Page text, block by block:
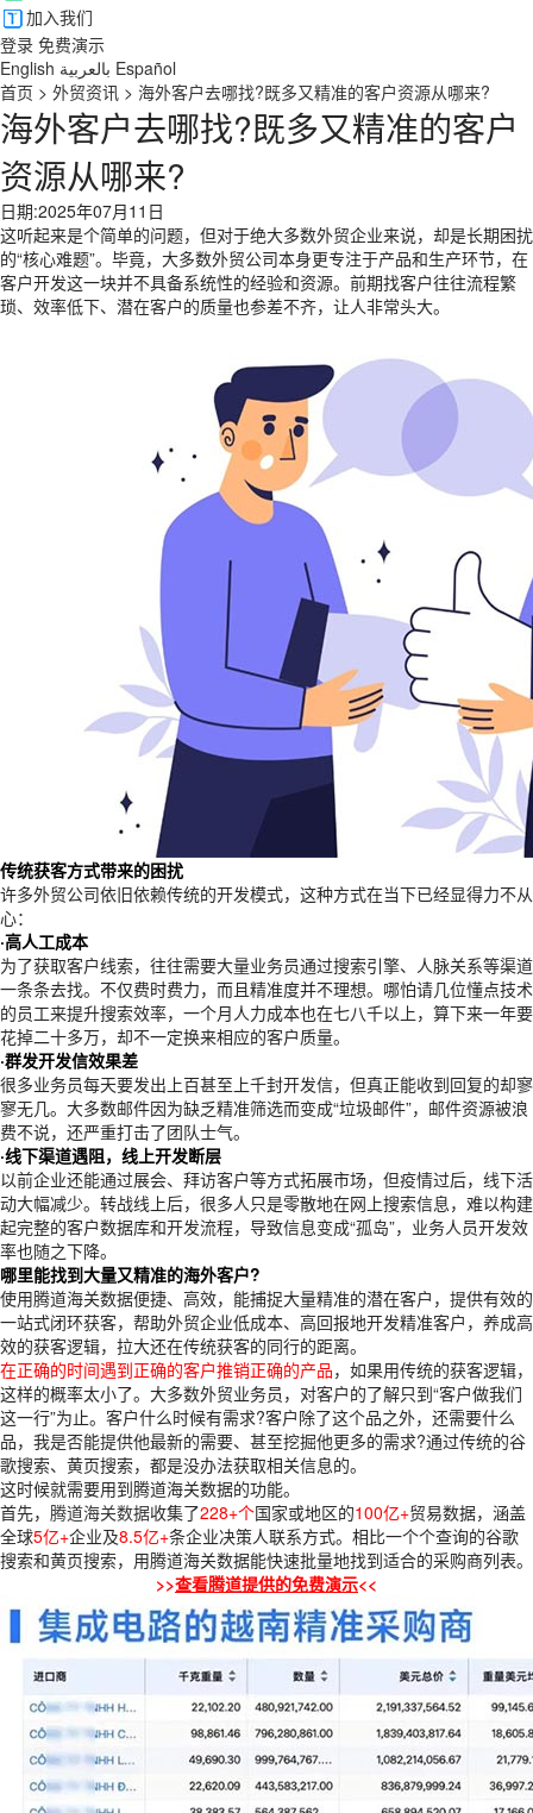
加入我们
登录 免费演示
English بالعربية Español
首页 > 外贸资讯 > 海外客户去哪找?既多又精准的客户资源从哪来?
海外客户去哪找?既多又精准的客户
资源从哪来?
日期:2025年07月11日
这听起来是个简单的问题，但对于绝大多数外贸企业来说，却是长期困扰
的“核心难题”。毕竟，大多数外贸公司本身更专注于产品和生产环节，在
客户开发这一块并不具备系统性的经验和资源。前期找客户往往流程繁
琐、效率低下、潜在客户的质量也参差不齐，让人非常头大。
传统获客方式带来的困扰
许多外贸公司依旧依赖传统的开发模式，这种方式在当下已经显得力不从
心：
·高人工成本
为了获取客户线索，往往需要大量业务员通过搜索引擎、人脉关系等渠道
一条条去找。不仅费时费力，而且精准度并不理想。哪怕请几位懂点技术
的员工来提升搜索效率，一个月人力成本也在七八千以上，算下来一年要
花掉二十多万，却不一定换来相应的客户质量。
·群发开发信效果差
很多业务员每天要发出上百甚至上千封开发信，但真正能收到回复的却寥
寥无几。大多数邮件因为缺乏精准筛选而变成“垃圾邮件”，邮件资源被浪
费不说，还严重打击了团队士气。
·线下渠道遇阻，线上开发断层
以前企业还能通过展会、拜访客户等方式拓展市场，但疫情过后，线下活
动大幅减少。转战线上后，很多人只是零散地在网上搜索信息，难以构建
起完整的客户数据库和开发流程，导致信息变成“孤岛”，业务人员开发效
率也随之下降。
哪里能找到大量又精准的海外客户?
使用腾道海关数据便捷、高效，能捕捉大量精准的潜在客户，提供有效的
一站式闭环获客，帮助外贸企业低成本、高回报地开发精准客户，养成高
效的获客逻辑，拉大还在传统获客的同行的距离。
在正确的时间遇到正确的客户推销正确的产品，如果用传统的获客逻辑，
这样的概率太小了。大多数外贸业务员，对客户的了解只到“客户做我们
这一行”为止。客户什么时候有需求?客户除了这个品之外，还需要什么
品，我是否能提供他最新的需要、甚至挖掘他更多的需求?通过传统的谷
歌搜索、黄页搜索，都是没办法获取相关信息的。
这时候就需要用到腾道海关数据的功能。
首先， 腾道海关数据收集了228+个国家或地区的100亿+贸易数据，涵盖
全球5亿+企业及8.5亿+条企业决策人联系方式。相比一个个查询的谷歌
搜索和黄页搜索，用腾道海关数据能快速批量地找到适合的采购商列表。
>>查看腾道提供的免费演示<<